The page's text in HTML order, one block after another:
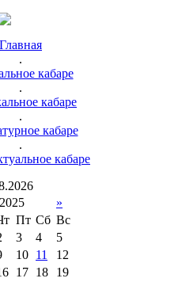
Главная
.
кабаре
.
кабаре
.
кабаре
.
кабаре
.2026
»
Пт Сб Вс
3 4
5
10 11
12
17 18
19